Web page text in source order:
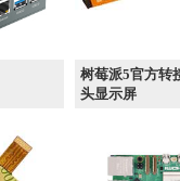
树莓派5官方转
头显示屏